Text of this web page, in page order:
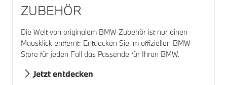
ZUBEHÖR
Die Welt von originalem BMW Zubehör ist nur einen
Mausklick entfernt: Entdecken Sie im offiziellen BMW
Store für jeden Fall das Passende für Ihren BMW.
Jetzt entdecken